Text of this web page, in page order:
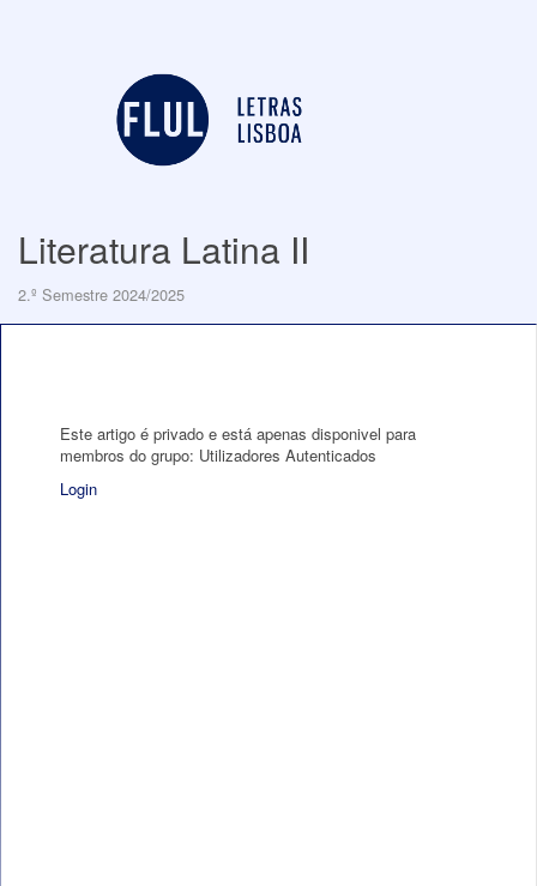
Literatura Latina II
2.º Semestre 2024/2025
Este artigo é privado e está apenas disponivel para
membros do grupo: Utilizadores Autenticados
Login